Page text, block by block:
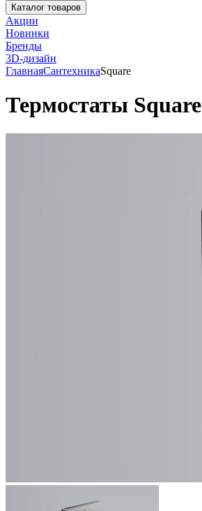
Каталог товаров
Акции
Новинки
Бренды
3D-дизайн
ГлавнаяСантехникаSquare
Термостаты Square